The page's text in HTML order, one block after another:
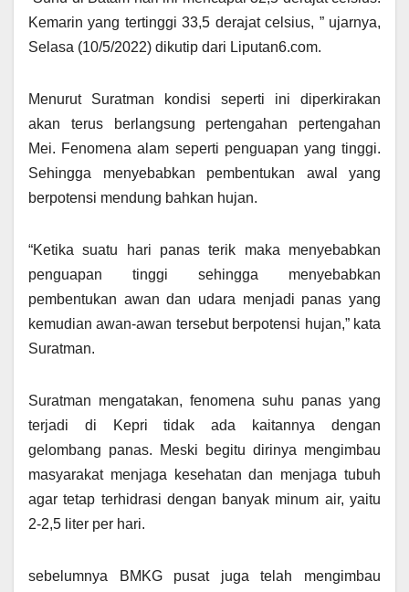
Kemarin yang tertinggi 33,5 derajat celsius, ” ujarnya,
Selasa (10/5/2022) dikutip dari Liputan6.com.
Menurut Suratman kondisi seperti ini diperkirakan
akan terus berlangsung pertengahan pertengahan
Mei. Fenomena alam seperti penguapan yang tinggi.
Sehingga menyebabkan pembentukan awal yang
berpotensi mendung bahkan hujan.
“Ketika suatu hari panas terik maka menyebabkan
penguapan tinggi sehingga menyebabkan
pembentukan awan dan udara menjadi panas yang
kemudian awan-awan tersebut berpotensi hujan,” kata
Suratman.
Suratman mengatakan, fenomena suhu panas yang
terjadi di Kepri tidak ada kaitannya dengan
gelombang panas. Meski begitu dirinya mengimbau
masyarakat menjaga kesehatan dan menjaga tubuh
agar tetap terhidrasi dengan banyak minum air, yaitu
2-2,5 liter per hari.
sebelumnya BMKG pusat juga telah mengimbau